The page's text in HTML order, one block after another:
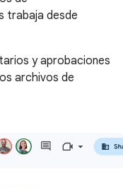
trabaja desde
y aprobaciones
archivos de